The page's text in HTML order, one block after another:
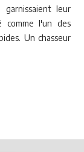
leur
comme l'un des
Un chasseur